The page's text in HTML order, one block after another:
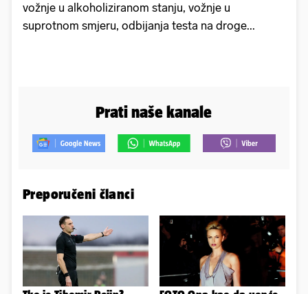
vožnje u alkoholiziranom stanju, vožnje u
suprotnom smjeru, odbijanja testa na droge...
Prati naše kanale
Preporučeni članci